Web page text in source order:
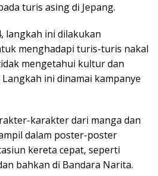
turis asing di Jepang.
langkah ini dilakukan
menghadapi turis-turis nakal
mengetahui kultur dan
ini dinamai kampanye
karakter dari manga dan
dalam poster-poster
kereta cepat, seperti
bahkan di Bandara Narita.